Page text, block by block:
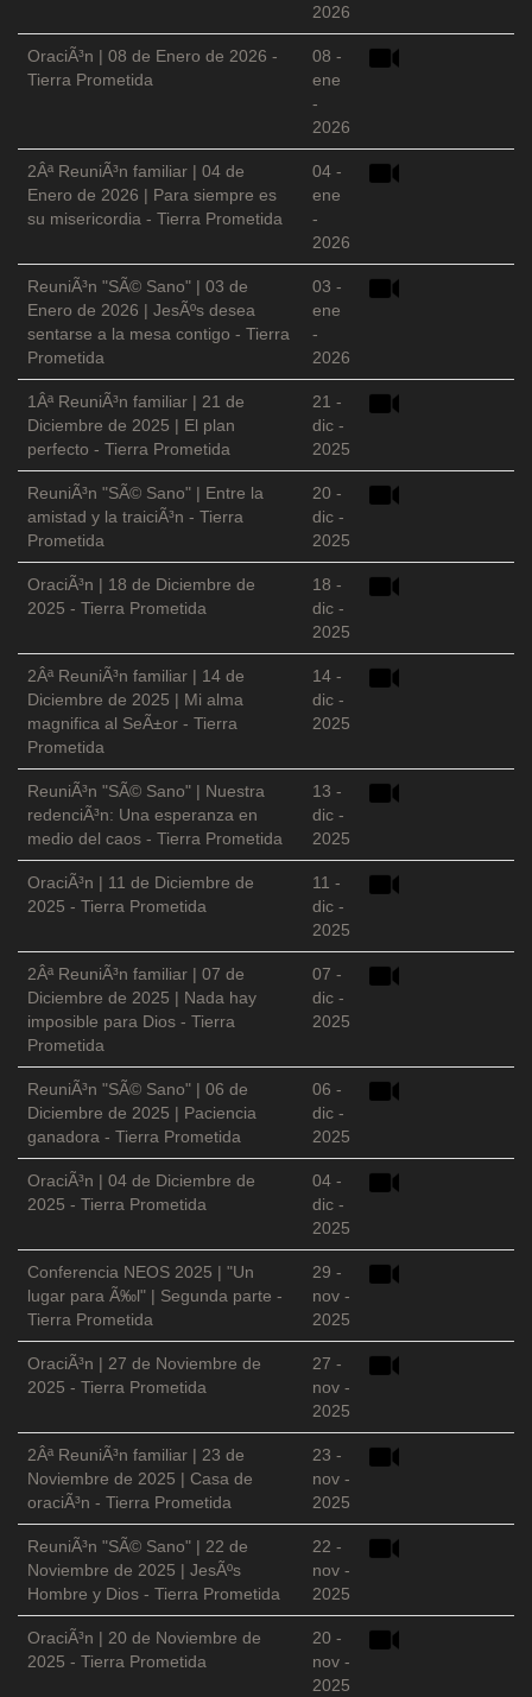
2026
OraciÃ³n | 08 de Enero de 2026 -
Tierra Prometida
08 -
ene
-
2026
2Âª ReuniÃ³n familiar | 04 de
Enero de 2026 | Para siempre es
su misericordia - Tierra Prometida
04 -
ene
-
2026
ReuniÃ³n "SÃ© Sano" | 03 de
Enero de 2026 | JesÃºs desea
sentarse a la mesa contigo - Tierra
Prometida
03 -
ene
-
2026
1Âª ReuniÃ³n familiar | 21 de
Diciembre de 2025 | El plan
perfecto - Tierra Prometida
21 -
dic -
2025
ReuniÃ³n "SÃ© Sano" | Entre la
amistad y la traiciÃ³n - Tierra
Prometida
20 -
dic -
2025
OraciÃ³n | 18 de Diciembre de
2025 - Tierra Prometida
18 -
dic -
2025
2Âª ReuniÃ³n familiar | 14 de
Diciembre de 2025 | Mi alma
magnifica al SeÃ±or - Tierra
Prometida
14 -
dic -
2025
ReuniÃ³n "SÃ© Sano" | Nuestra
redenciÃ³n: Una esperanza en
medio del caos - Tierra Prometida
13 -
dic -
2025
OraciÃ³n | 11 de Diciembre de
2025 - Tierra Prometida
11 -
dic -
2025
2Âª ReuniÃ³n familiar | 07 de
Diciembre de 2025 | Nada hay
imposible para Dios - Tierra
Prometida
07 -
dic -
2025
ReuniÃ³n "SÃ© Sano" | 06 de
Diciembre de 2025 | Paciencia
ganadora - Tierra Prometida
06 -
dic -
2025
OraciÃ³n | 04 de Diciembre de
2025 - Tierra Prometida
04 -
dic -
2025
Conferencia NEOS 2025 | "Un
lugar para Ã‰l" | Segunda parte -
Tierra Prometida
29 -
nov -
2025
OraciÃ³n | 27 de Noviembre de
2025 - Tierra Prometida
27 -
nov -
2025
2Âª ReuniÃ³n familiar | 23 de
Noviembre de 2025 | Casa de
oraciÃ³n - Tierra Prometida
23 -
nov -
2025
ReuniÃ³n "SÃ© Sano" | 22 de
Noviembre de 2025 | JesÃºs
Hombre y Dios - Tierra Prometida
22 -
nov -
2025
OraciÃ³n | 20 de Noviembre de
2025 - Tierra Prometida
20 -
nov -
2025